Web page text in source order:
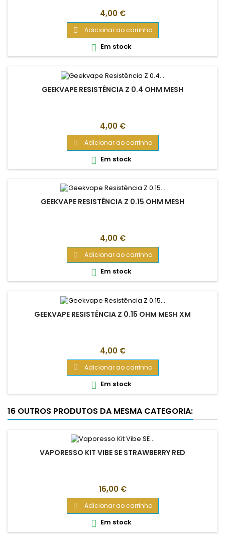
Preço
4,00 €
 Adicionar ao carrinho
 Em stock
GEEKVAPE RESISTÊNCIA Z 0.4 OHM MESH
Preço
4,00 €
 Adicionar ao carrinho
 Em stock
GEEKVAPE RESISTÊNCIA Z 0.15 OHM MESH
Preço
4,00 €
 Adicionar ao carrinho
 Em stock
GEEKVAPE RESISTÊNCIA Z 0.15 OHM MESH XM
Preço
4,00 €
 Adicionar ao carrinho
 Em stock
16 OUTROS PRODUTOS DA MESMA CATEGORIA:
VAPORESSO KIT VIBE SE STRAWBERRY RED
Preço
16,00 €
 Adicionar ao carrinho
 Em stock